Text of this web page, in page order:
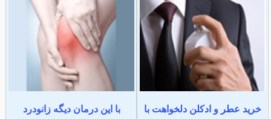
خرید عطر و ادکلن دلخواهت با
با این درمان دیگه زانودرد